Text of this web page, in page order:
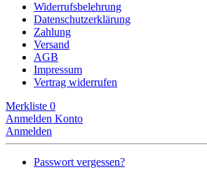
Widerrufsbelehrung
Datenschutzerklärung
Zahlung
Versand
AGB
Impressum
Vertrag widerrufen
Merkliste 0
Anmelden Konto
Anmelden
Passwort vergessen?